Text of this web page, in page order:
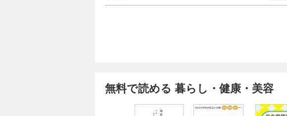
無料で読める 暮らし・健康・美容